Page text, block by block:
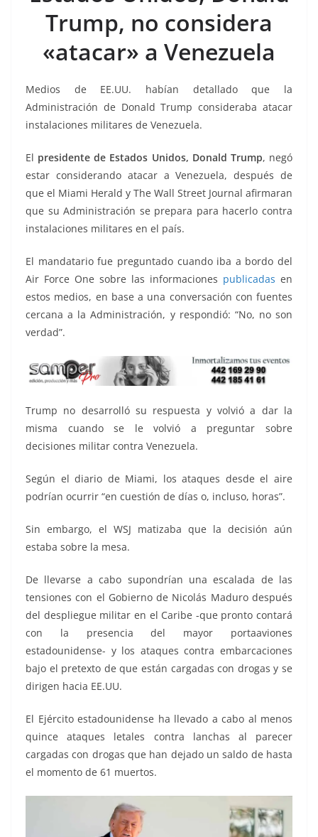
o
k
p er
Trump, no considera
«atacar» a Venezuela
Medios de EE.UU. habían detallado que la
Administración de Donald Trump consideraba atacar
instalaciones militares de Venezuela.
El presidente de Estados Unidos, Donald Trump, negó
estar considerando atacar a Venezuela, después de
que el Miami Herald y The Wall Street Journal afirmaran
que su Administración se prepara para hacerlo contra
instalaciones militares en el país.
El mandatario fue preguntado cuando iba a bordo del
Air Force One sobre las informaciones publicadas en
estos medios, en base a una conversación con fuentes
cercana a la Administración, y respondió: “No, no son
verdad”.
Trump no desarrolló su respuesta y volvió a dar la
misma cuando se le volvió a preguntar sobre
decisiones militar contra Venezuela.
Según el diario de Miami, los ataques desde el aire
podrían ocurrir “en cuestión de días o, incluso, horas”.
Sin embargo, el WSJ matizaba que la decisión aún
estaba sobre la mesa.
De llevarse a cabo supondrían una escalada de las
tensiones con el Gobierno de Nicolás Maduro después
del despliegue militar en el Caribe -que pronto contará
con la presencia del mayor portaaviones
estadounidense- y los ataques contra embarcaciones
bajo el pretexto de que están cargadas con drogas y se
dirigen hacia EE.UU.
El Ejército estadounidense ha llevado a cabo al menos
quince ataques letales contra lanchas al parecer
cargadas con drogas que han dejado un saldo de hasta
el momento de 61 muertos.